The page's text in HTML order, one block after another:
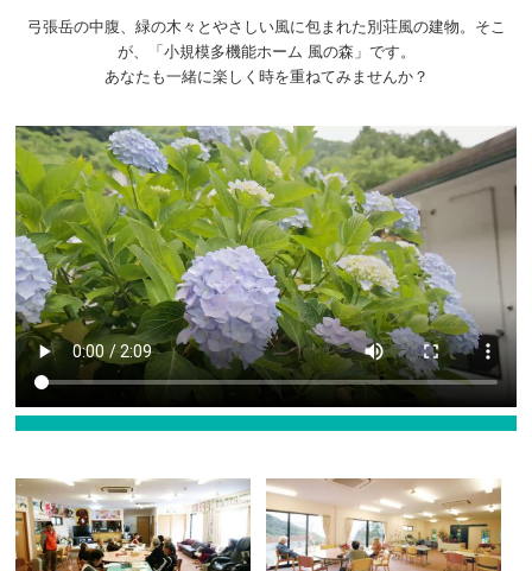
弓張岳の中腹、緑の木々とやさしい風に包まれた別荘風の建物。そこ
が、「小規模多機能ホーム 風の森」です。
あなたも一緒に楽しく時を重ねてみませんか？